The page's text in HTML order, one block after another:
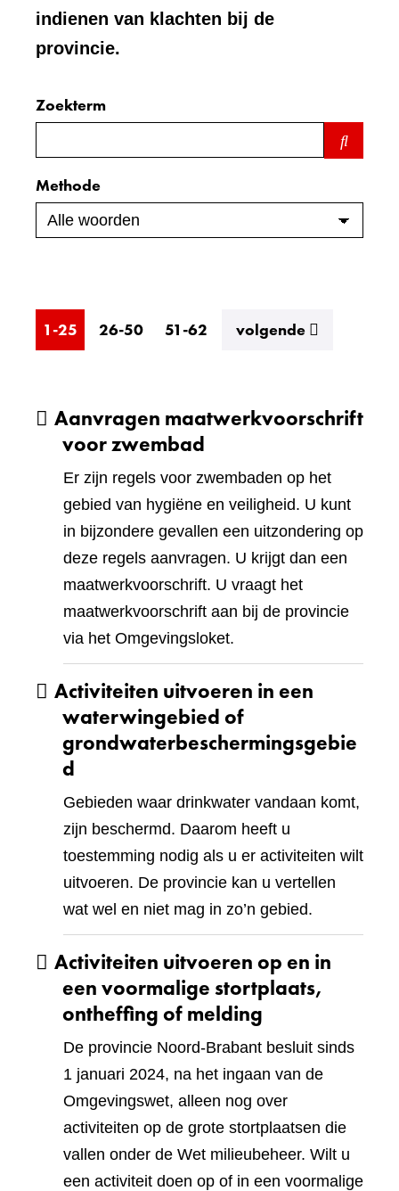
indienen van klachten bij de
provincie.
Zoeken
de
index
Zoekterm
Methode
1-25 26-50 51-62 volgenderesultaten
Aanvragen maatwerkvoorschrift
voor zwembad
Er zijn regels voor zwembaden op het
gebied van hygiëne en veiligheid. U kunt
in bijzondere gevallen een uitzondering op
deze regels aanvragen. U krijgt dan een
maatwerkvoorschrift. U vraagt het
maatwerkvoorschrift aan bij de provincie
via het Omgevingsloket.
Activiteiten uitvoeren in een
waterwingebied of
grondwaterbeschermingsgebie
d
Gebieden waar drinkwater vandaan komt,
zijn beschermd. Daarom heeft u
toestemming nodig als u er activiteiten wilt
uitvoeren. De provincie kan u vertellen
wat wel en niet mag in zo’n gebied.
Activiteiten uitvoeren op en in
een voormalige stortplaats,
ontheffing of melding
De provincie Noord-Brabant besluit sinds
1 januari 2024, na het ingaan van de
Omgevingswet, alleen nog over
activiteiten op de grote stortplaatsen die
vallen onder de Wet milieubeheer. Wilt u
een activiteit doen op of in een voormalige